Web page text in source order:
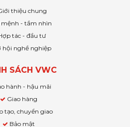
thiệu chung
mệnh - tầm nhìn
tác - đầu tư
hội nghề nghiệp
SÁCH VWC
hành - hậu mãi
Giao hàng
tạo, chuyển giao
Bảo mật